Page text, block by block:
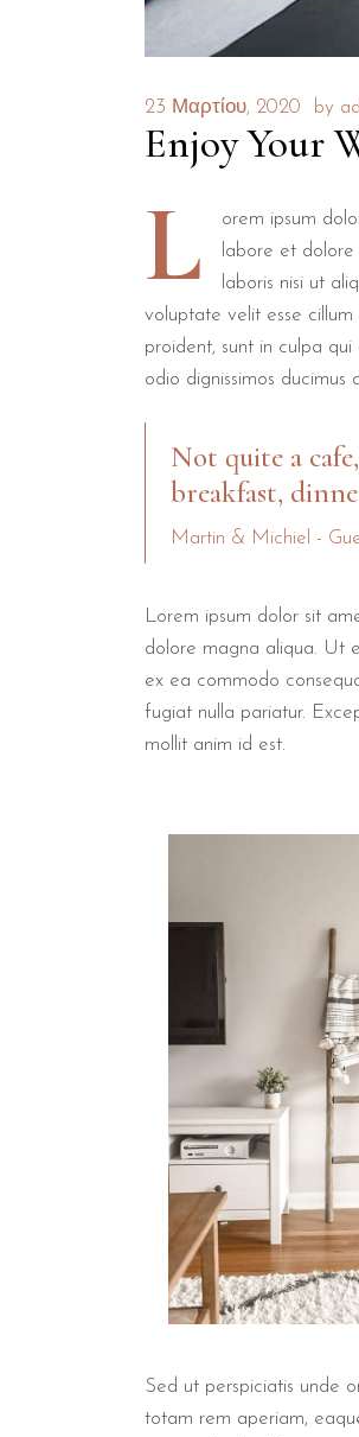
23 Μαρτίου, 2020 by
Enjoy Your
L
orem ipsum
labore et
laboris nisi ut
voluptate velit esse
proident, sunt in culpa
odio dignissimos ducimus
Not quite a
breakfast,
Martin & Michiel -
Lorem ipsum dolor sit
dolore magna aliqua. Ut
ex ea commodo
fugiat nulla pariatur.
mollit anim id est.
Sed ut perspiciatis unde
totam rem aperiam,